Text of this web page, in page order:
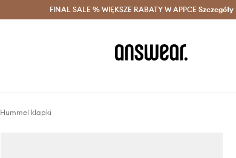
Oszczędzaj z Answear Club > Dostawa nawet w 24h >
FINAL SALE % WIĘKSZE RABATY W APPCE Szczegóły
Hummel klapki